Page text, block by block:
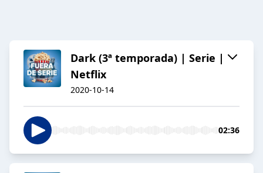
Dark (3ª temporada) | Serie |
Netflix
2020-10-14
02:36